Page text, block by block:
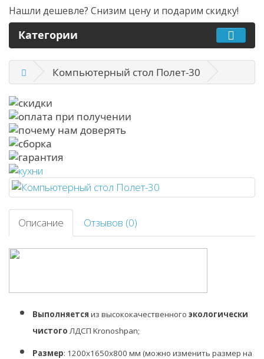
Нашли дешевле? Снизим цену и подарим скидку!
Категории
Компьютерный стол Полет-30
Описание Отзывов (0)
Выполняется из высококачественного экологически
чистого ЛДСП Kronoshpan;
Размер: 1200х1650х800 мм (можно изменить размер на